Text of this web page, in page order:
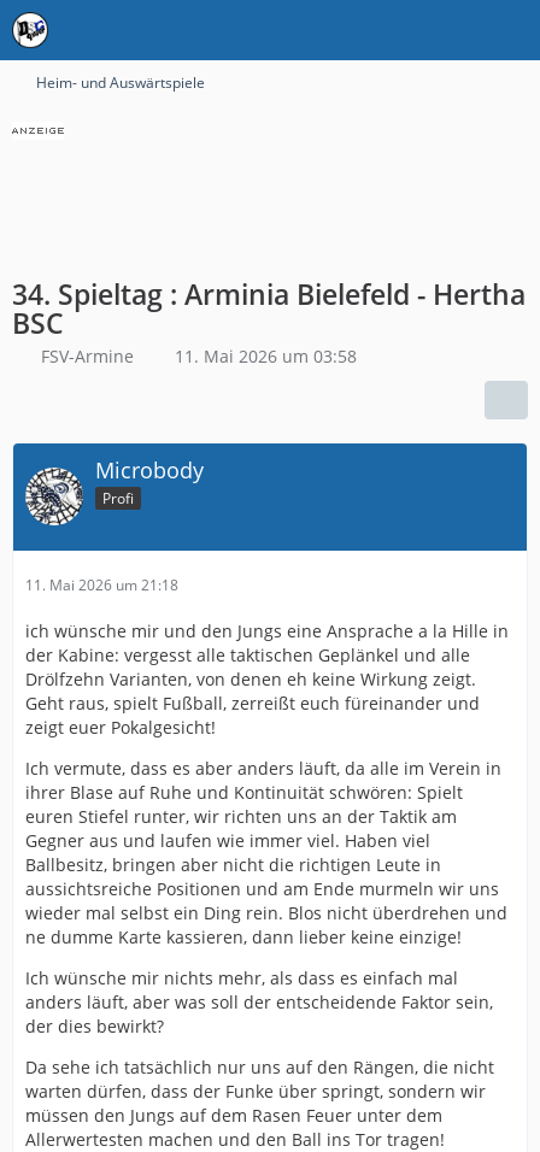
Heim- und Auswärtspiele
34. Spieltag : Arminia Bielefeld - Hertha
BSC
FSV-Armine 11. Mai 2026 um 03:58
Microbody
Profi
11. Mai 2026 um 21:18
ich wünsche mir und den Jungs eine Ansprache a la Hille in
der Kabine: vergesst alle taktischen Geplänkel und alle
Drölfzehn Varianten, von denen eh keine Wirkung zeigt.
Geht raus, spielt Fußball, zerreißt euch füreinander und
zeigt euer Pokalgesicht!
Ich vermute, dass es aber anders läuft, da alle im Verein in
ihrer Blase auf Ruhe und Kontinuität schwören: Spielt
euren Stiefel runter, wir richten uns an der Taktik am
Gegner aus und laufen wie immer viel. Haben viel
Ballbesitz, bringen aber nicht die richtigen Leute in
aussichtsreiche Positionen und am Ende murmeln wir uns
wieder mal selbst ein Ding rein. Blos nicht überdrehen und
ne dumme Karte kassieren, dann lieber keine einzige!
Ich wünsche mir nichts mehr, als dass es einfach mal
anders läuft, aber was soll der entscheidende Faktor sein,
der dies bewirkt?
Da sehe ich tatsächlich nur uns auf den Rängen, die nicht
warten dürfen, dass der Funke über springt, sondern wir
müssen den Jungs auf dem Rasen Feuer unter dem
Allerwertesten machen und den Ball ins Tor tragen!